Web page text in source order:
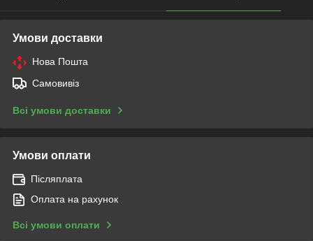
Умови доставки
Нова Пошта
Самовивіз
Всі умови доставки
Умови оплати
Післяплата
Оплата на рахунок
Всі умови оплати